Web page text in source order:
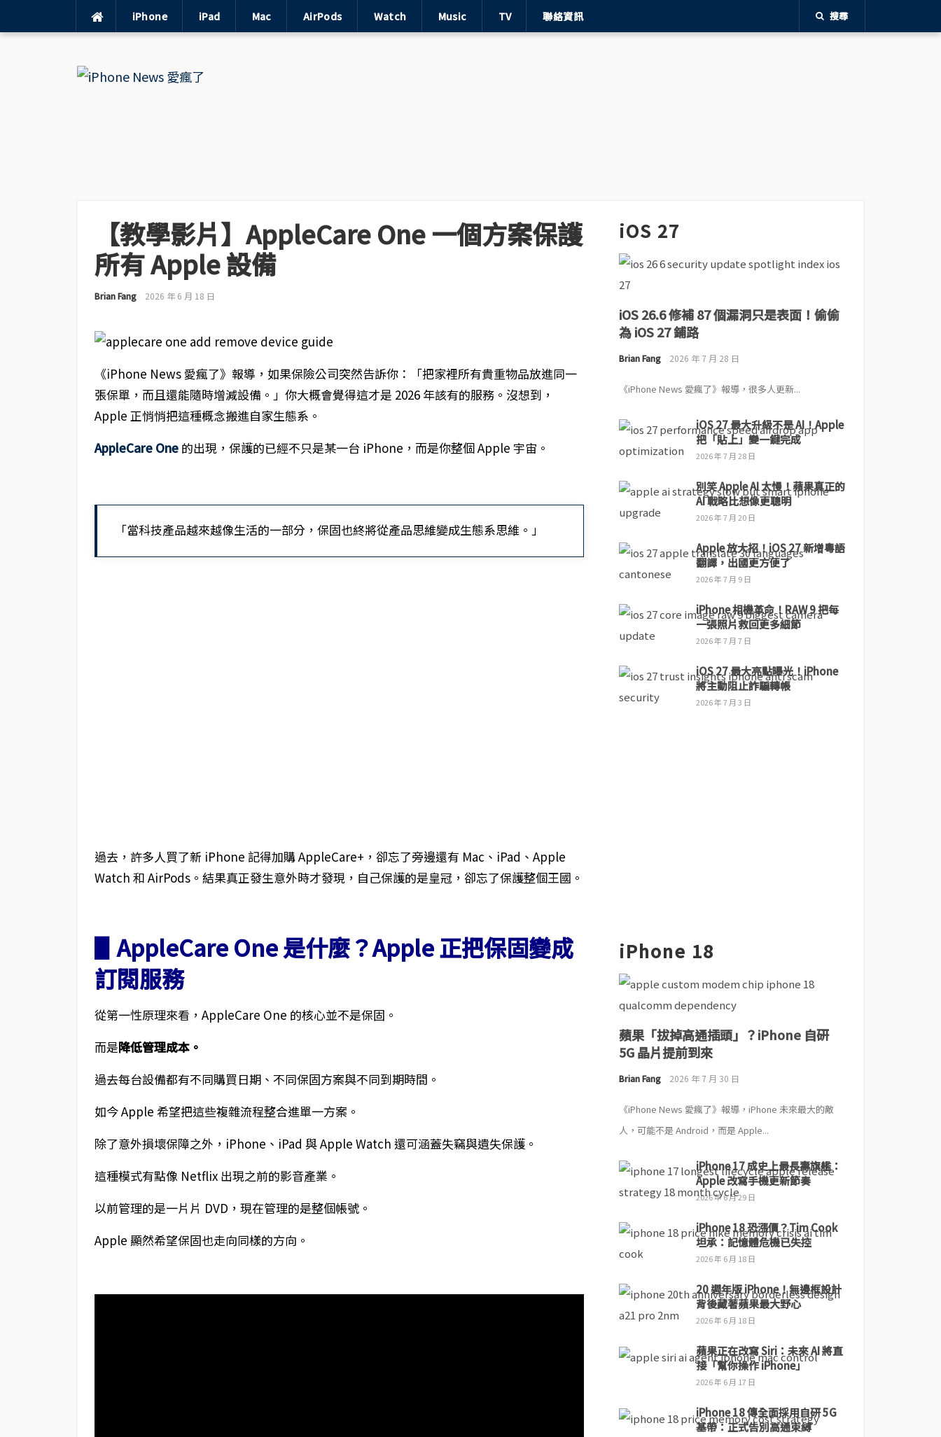
iPhone iPad Mac AirPods Watch Music TV 聯絡資訊 搜尋
【教學影片】AppleCare One 一個方案保護
所有 Apple 設備
Brian Fang 2026 年 6 月 18 日
《iPhone News 愛瘋了》報導，如果保險公司突然告訴你：「把家裡所有貴重物品放進同一
張保單，而且還能隨時增減設備。」你大概會覺得這才是 2026 年該有的服務。沒想到，
Apple 正悄悄把這種概念搬進自家生態系。
AppleCare One的出現，保護的已經不只是某一台 iPhone，而是你整個 Apple 宇宙。
「當科技產品越來越像生活的一部分，保固也終將從產品思維變成生態系思維。」
過去，許多人買了新 iPhone 記得加購 AppleCare+，卻忘了旁邊還有 Mac、iPad、Apple
Watch 和 AirPods。結果真正發生意外時才發現，自己保護的是皇冠，卻忘了保護整個王國。
▋AppleCare One 是什麼？Apple 正把保固變成
訂閱服務
從第一性原理來看，AppleCare One 的核心並不是保固。
而是降低管理成本。
過去每台設備都有不同購買日期、不同保固方案與不同到期時間。
如今 Apple 希望把這些複雜流程整合進單一方案。
除了意外損壞保障之外，iPhone、iPad 與 Apple Watch 還可涵蓋失竊與遺失保護。
這種模式有點像 Netflix 出現之前的影音產業。
以前管理的是一片片 DVD，現在管理的是整個帳號。
Apple 顯然希望保固也走向同樣的方向。
iOS 27
iOS 26.6 修補 87 個漏洞只是表面！偷偷
為 iOS 27 鋪路
Brian Fang 2026 年 7 月 28 日
《iPhone News 愛瘋了》報導，很多人更新...
iOS 27 最大升級不是 AI！Apple
把「貼上」變一鍵完成
2026 年 7 月 28 日
別笑 Apple AI 太慢！蘋果真正的
AI 戰略比想像更聰明
2026 年 7 月 20 日
Apple 放大招！iOS 27 新增粵語
翻譯，出國更方便了
2026 年 7 月 9 日
iPhone 相機革命！RAW 9 把每
一張照片救回更多細節
2026 年 7 月 7 日
iOS 27 最大亮點曝光！iPhone
將主動阻止詐騙轉帳
2026 年 7 月 3 日
iPhone 18
蘋果「拔掉高通插頭」？iPhone 自研
5G 晶片提前到來
Brian Fang 2026 年 7 月 30 日
《iPhone News 愛瘋了》報導，iPhone 未來最大的敵
人，可能不是 Android，而是 Apple...
iPhone 17 成史上最長壽旗艦：
Apple 改寫手機更新節奏
2026 年 6 月 29 日
iPhone 18 恐漲價？Tim Cook
坦承：記憶體危機已失控
2026 年 6 月 18 日
20 週年版 iPhone！無邊框設計
背後藏著蘋果最大野心
2026 年 6 月 18 日
蘋果正在改寫 Siri：未來 AI 將直
接「幫你操作 iPhone」
2026 年 6 月 17 日
iPhone 18 傳全面採用自研 5G
基帶：正式告別高通束縛